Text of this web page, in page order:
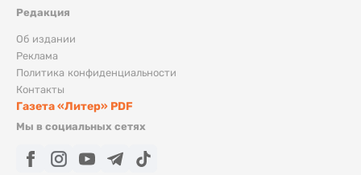
Редакция
Об издании
Реклама
Политика конфиденциальности
Контакты
Газета «Литер» PDF
Мы в социальных сетях